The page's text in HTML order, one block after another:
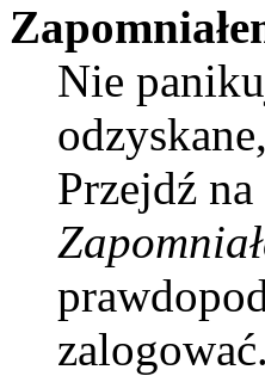
Nie
Przejdź
zalogować.